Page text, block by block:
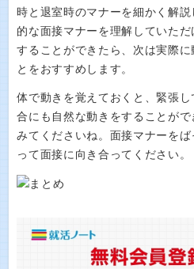
時と退室時のマナーを細かく解
的な面接マナーを理解していた
することができたら、次は実際
とをおすすめします。
体で動きを覚えておくと、緊張
合にも自然な動きをすることが
みてくださいね。面接マナーを
って面接に向き合ってください。